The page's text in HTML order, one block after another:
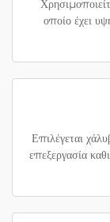
οποίο έχει
Επιλέγεται
επεξεργασία